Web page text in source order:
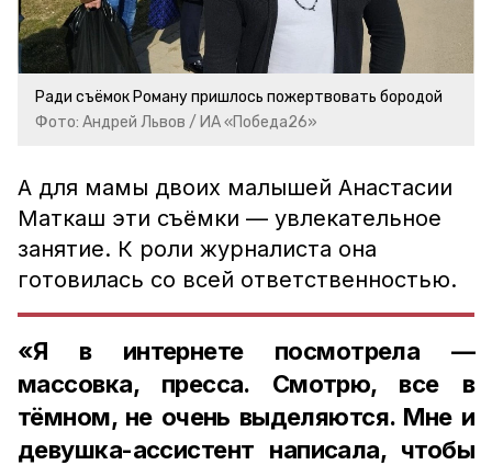
Ради съёмок Роману пришлось пожертвовать бородой
Фото: Андрей Львов / ИА «Победа26»
А для мамы двоих малышей Анастасии
Маткаш эти съёмки — увлекательное
занятие. К роли журналиста она
готовилась со всей ответственностью.
«Я в интернете посмотрела —
массовка, пресса. Смотрю, все в
тёмном, не очень выделяются. Мне и
девушка-ассистент написала, чтобы